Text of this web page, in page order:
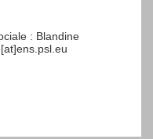
: Blandine